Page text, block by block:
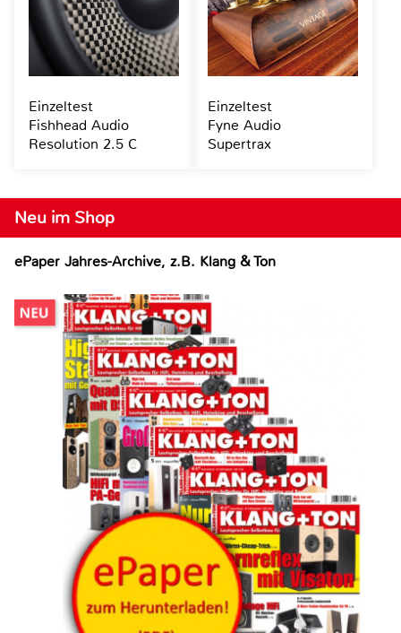
Neu im Shop
ePaper Jahres-Archive, z.B. Klang & Ton
Einzeltest
Fishhead Audio
Resolution 2.5 C
Einzeltest
Fyne Audio
Supertrax